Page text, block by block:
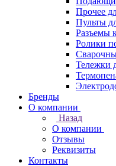
Прочее
Пульты
Разъемы
Ролики
Тележки
Бренды
О компании
Назад
О компании
Отзывы
Реквизиты
Контакты